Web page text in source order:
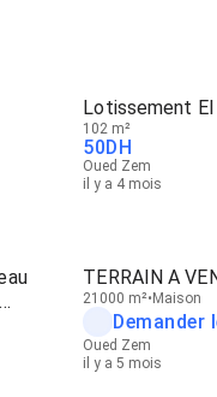
Lotissement
102 m²
50DH
Oued Zem
il y a 4 mois
TERRAIN A
21000 m² Maison
Demander
Oued Zem
il y a 5 mois